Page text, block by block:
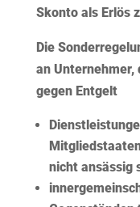
Skonto als Erlös
Die
an Unternehmer,
gegen Entgelt
nicht ansässig